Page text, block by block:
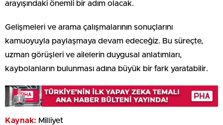
arayışındaki önemli bir adım olacak.
Gelişmeleri ve arama çalışmalarının sonuçlarını
kamuoyuyla paylaşmaya devam edeceğiz. Bu süreçte,
uzman görüşleri ve ailelerin duygusal anlatımları,
kaybolanların bulunması adına büyük bir fark yaratabilir.
Kaynak: Milliyet